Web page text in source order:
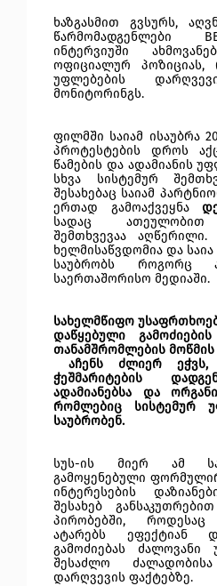
ხაზგასმით გვსურს,
წარმომადგენლები
ინტერვიუში
ოფიციალურ პოზიციას,
უფლებების
მონიტორინგს.
ფილმში საიამ ისაუბრა
პროტესტების დროს
წამების და ადამიანის
სხვა სისტემურ
შესახებაც საიამ
ერთად გამოაქვეყნა
სადაც ათეულობით
შემთხვევაა აღწერილი.
ხელმისაწვდომია და
საუბრობს როგორც
საერთაშორისო მედიაში.
სახელმწიფო
დაწყებული
თანამშრომლების
აჩენს ძლიერ
ჭეშმარიტების
ადამიანებსა და
რომლებიც სისტემურ
საუბრობენ.
სუს-ის მიერ ამ
გამოყენებული
ინტერესების
შესახებ
პირობებში,
ატარებს ეფექტიან
გამოძიებას ძალოვანი
შესაძლო
დარღვევის ფაქტებზე.